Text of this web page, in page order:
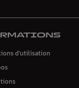
d'utilisation